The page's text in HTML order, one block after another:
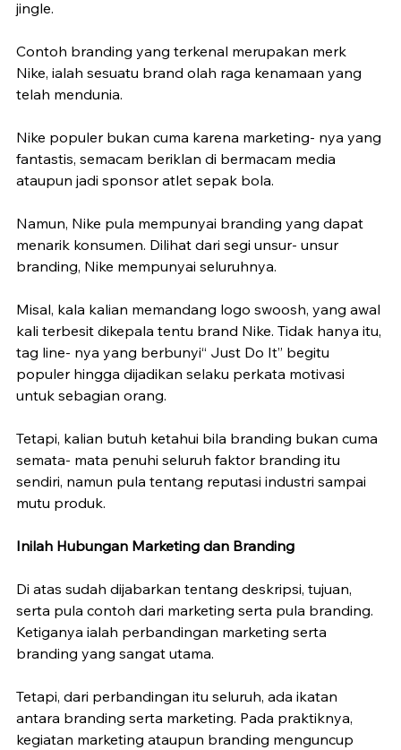
jingle.
Contoh branding yang terkenal merupakan merk
Nike, ialah sesuatu brand olah raga kenamaan yang
telah mendunia.
Nike populer bukan cuma karena marketing- nya yang
fantastis, semacam beriklan di bermacam media
ataupun jadi sponsor atlet sepak bola.
Namun, Nike pula mempunyai branding yang dapat
menarik konsumen. Dilihat dari segi unsur- unsur
branding, Nike mempunyai seluruhnya.
Misal, kala kalian memandang logo swoosh, yang awal
kali terbesit dikepala tentu brand Nike. Tidak hanya itu,
tag line- nya yang berbunyi“ Just Do It” begitu
populer hingga dijadikan selaku perkata motivasi
untuk sebagian orang.
Tetapi, kalian butuh ketahui bila branding bukan cuma
semata- mata penuhi seluruh faktor branding itu
sendiri, namun pula tentang reputasi industri sampai
mutu produk.
Inilah Hubungan Marketing dan Branding
Di atas sudah dijabarkan tentang deskripsi, tujuan,
serta pula contoh dari marketing serta pula branding.
Ketiganya ialah perbandingan marketing serta
branding yang sangat utama.
Tetapi, dari perbandingan itu seluruh, ada ikatan
antara branding serta marketing. Pada praktiknya,
kegiatan marketing ataupun branding menguncup